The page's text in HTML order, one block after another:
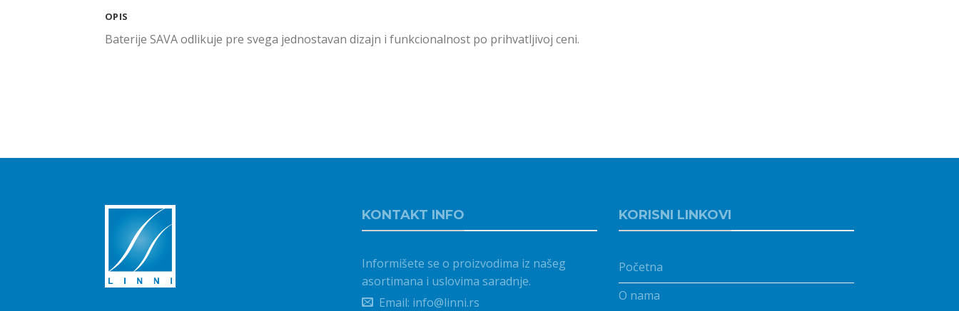
OPIS
Baterije SAVA odlikuje pre svega jednostavan dizajn i funkcionalnost po prihvatljivoj ceni.
KONTAKT INFO
Informišete se o proizvodima iz našeg
asortimana i uslovima saradnje.
Email: info@linni.rs
KORISNI LINKOVI
Početna
O nama